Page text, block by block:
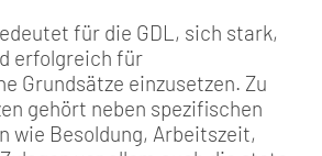
für die GDL, sich stark,
erfolgreich für
Grundsätze einzusetzen. Zu
gehört neben spezifischen
wie Besoldung, Arbeitszeit,